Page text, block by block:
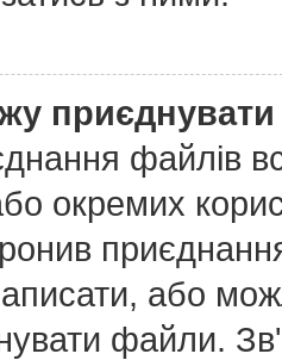
файлів
окремих
або
файли.